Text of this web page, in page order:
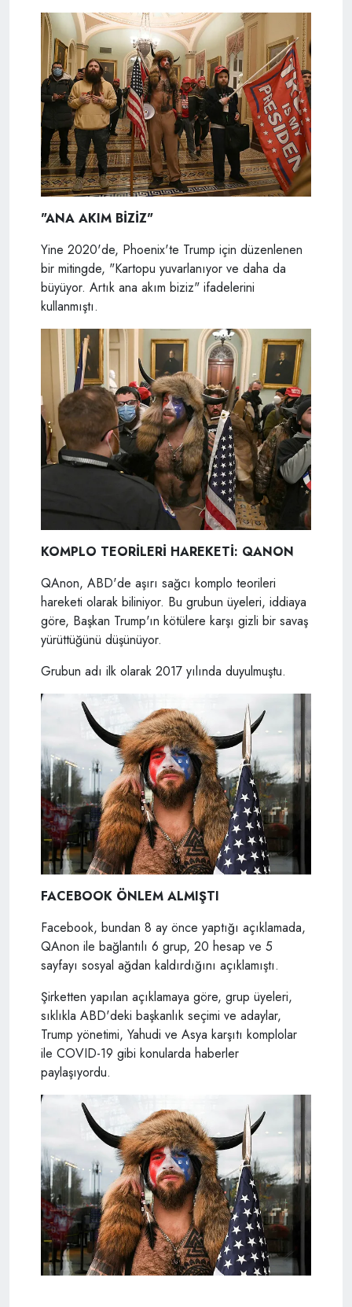
"ANA AKIM BİZİZ"
Yine 2020'de, Phoenix'te Trump için düzenlenen
bir mitingde, "Kartopu yuvarlanıyor ve daha da
büyüyor. Artık ana akım biziz" ifadelerini
kullanmıştı.
KOMPLO TEORİLERİ HAREKETİ: QANON
QAnon, ABD'de aşırı sağcı komplo teorileri
hareketi olarak biliniyor. Bu grubun üyeleri, iddiaya
göre, Başkan Trump'ın kötülere karşı gizli bir savaş
yürüttüğünü düşünüyor.
Grubun adı ilk olarak 2017 yılında duyulmuştu.
FACEBOOK ÖNLEM ALMIŞTI
Facebook, bundan 8 ay önce yaptığı açıklamada,
QAnon ile bağlantılı 6 grup, 20 hesap ve 5
sayfayı sosyal ağdan kaldırdığını açıklamıştı.
Şirketten yapılan açıklamaya göre, grup üyeleri,
sıklıkla ABD'deki başkanlık seçimi ve adaylar,
Trump yönetimi, Yahudi ve Asya karşıtı komplolar
ile COVID-19 gibi konularda haberler
paylaşıyordu.